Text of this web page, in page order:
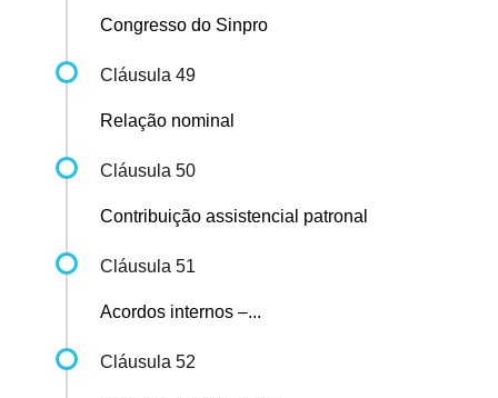
Congresso do Sinpro
Cláusula 49
Relação nominal
Cláusula 50
Contribuição assistencial patronal
Cláusula 51
Acordos internos –...
Cláusula 52